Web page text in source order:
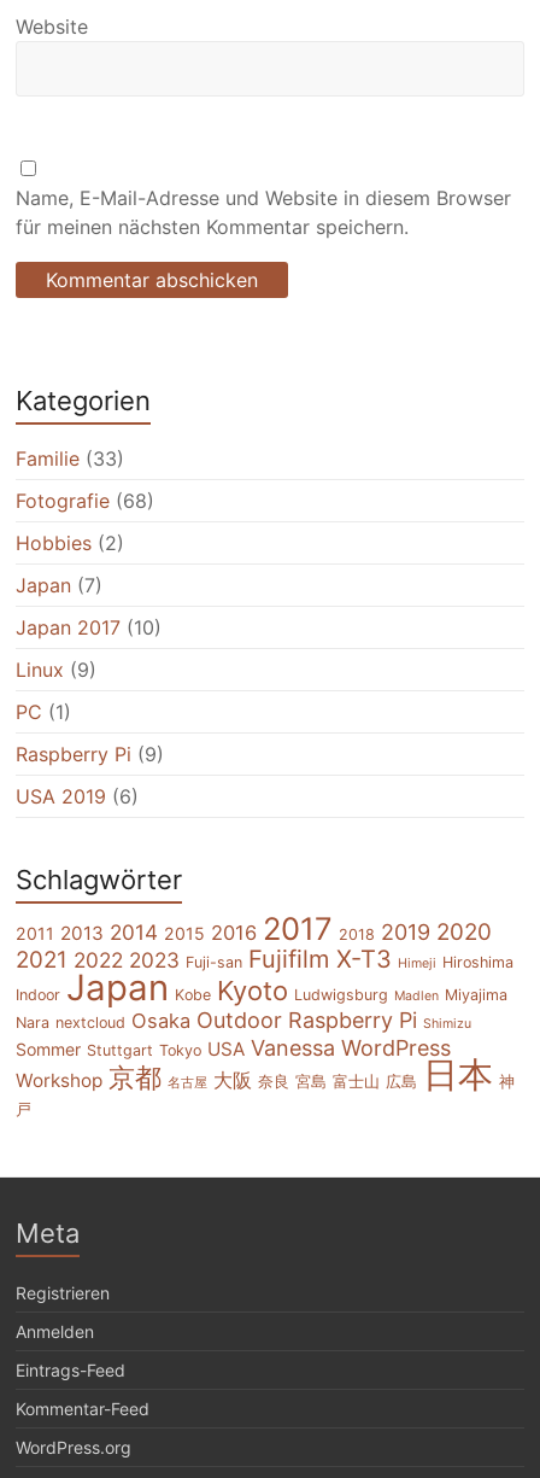
Website
Name, E-Mail-Adresse und Website in diesem Browser
für meinen nächsten Kommentar speichern.
Kategorien
Familie (33)
Fotografie (68)
Hobbies (2)
Japan (7)
Japan 2017 (10)
Linux (9)
PC (1)
Raspberry Pi (9)
USA 2019 (6)
Schlagwörter
2011 2013 2014 2015 2016 2017 2018 2019 2020
2021 2022 2023 Fuji-san Fujifilm X-T3 Himeji Hiroshima
Indoor Japan Kobe Kyoto Ludwigsburg Madlen Miyajima
Nara nextcloud Osaka Outdoor Raspberry Pi Shimizu
Sommer Stuttgart Tokyo USA Vanessa WordPress
Workshop 京都 名古屋 大阪 奈良 宮島 富士山 広島 日本 神
戸
Meta
Registrieren
Anmelden
Eintrags-Feed
Kommentar-Feed
WordPress.org